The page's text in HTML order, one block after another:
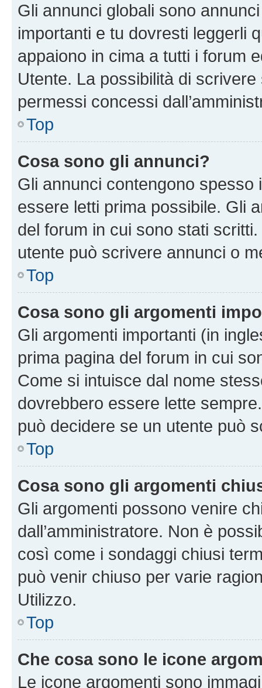
Gli annunci globali sono
importanti e tu dovresti leggerli
appaiono in cima a tutti i forum
Utente. La possibilità di
permessi concessi
Top
Cosa sono gli annunci?
Gli annunci contengono
essere letti prima possibile. Gli
del forum in cui sono stati
utente può scrivere annunci o
Top
Cosa sono gli argomenti
Gli argomenti importanti (in
prima pagina del forum in cui
Come si intuisce dal nome
dovrebbero essere lette
può decidere se un utente può
Top
Cosa sono gli argomenti
Gli argomenti possono venire
dall’amministratore. Non è
così come i sondaggi chiusi
può venir chiuso per varie
Utilizzo.
Top
Che cosa sono le icone
Le icone argomenti sono